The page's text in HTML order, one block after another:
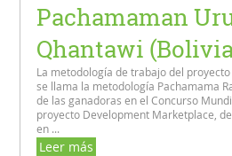
Pachamaman
Qhantawi
La metodología de trabajo del
se llama la metodología Pachamama
de las ganadoras en el Concurso
proyecto Development Marketplace,
en ...
Leer más